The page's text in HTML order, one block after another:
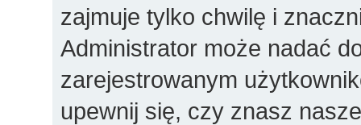
zajmuje tylko chwilę i
Administrator może nadać
zarejestrowanym
upewnij się, czy znasz